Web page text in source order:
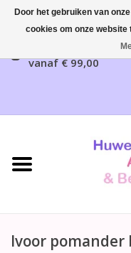
Gratis verzending
vanaf € 99,00
Home
Bruidsaccessoires
Ivoor pomander
Door het gebruiken van
cookies om onze website